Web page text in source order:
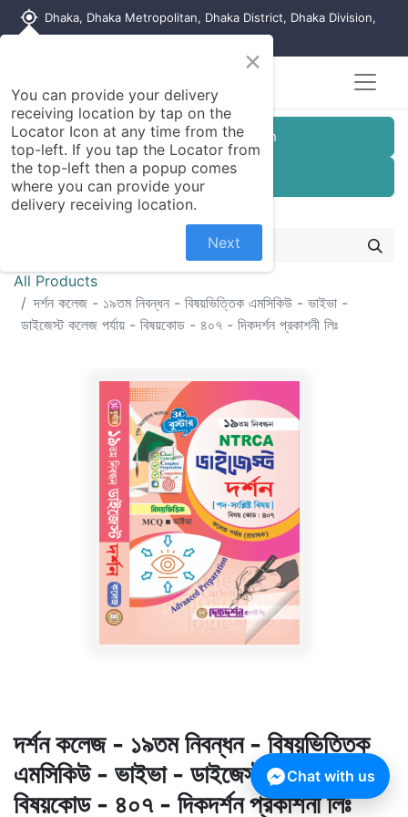
my_location Dhaka, Dhaka Metropolitan, Dhaka District, Dhaka Division,
Customer Registration
Seller Registration
All Products
দর্শন কলেজ - ১৯তম নিবন্ধন - বিষয়ভিত্তিক এমসিকিউ - ভাইভা -
ডাইজেস্ট কলেজ পর্যায় - বিষয়কোড - ৪০৭ - দিকদর্শন প্রকাশনী লিঃ
দর্শন কলেজ - ১৯তম নিবন্ধন - বিষয়ভিত্তিক
এমসিকিউ - ভাইভা - ডাইজেস্ট কলেজ পর্যায় -
বিষয়কোড - ৪০৭ - দিকদর্শন প্রকাশনী লিঃ
×
You can provide your delivery
receiving location by tap on the
Locator Icon at any time from the
top-left. If you tap the Locator from
the top-left then a popup comes
where you can provide your
delivery receiving location.
Next
Chat with us